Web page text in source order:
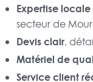
Expertise locale
secteur de
Devis clair,
Matériel de
Service client